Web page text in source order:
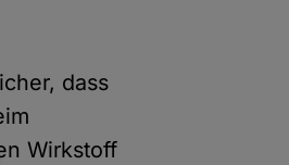
dass
Wirkstoff